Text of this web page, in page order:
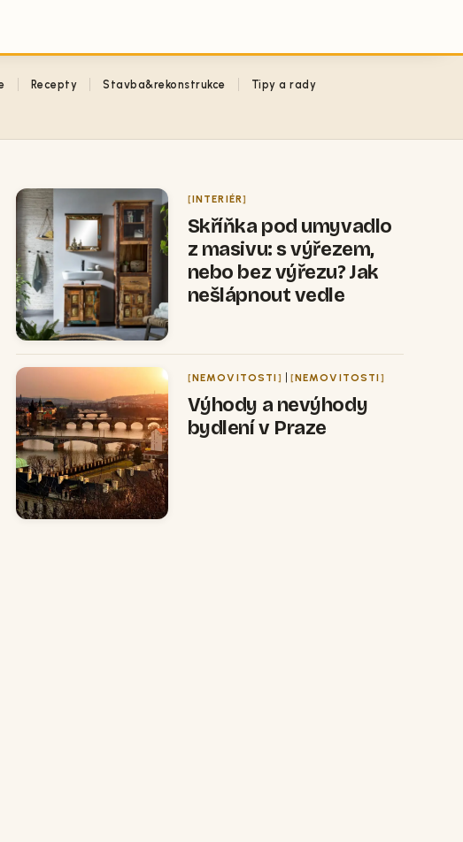
Recepty Stavba&rekonstrukce Tipy a rady
Skříňka pod umyvadlo
z masivu: s výřezem,
nebo bez výřezu? Jak
nešlápnout vedle
INTERIÉR
Výhody a nevýhody
bydlení v Praze
NEMOVITOSTI | NEMOVITOSTI